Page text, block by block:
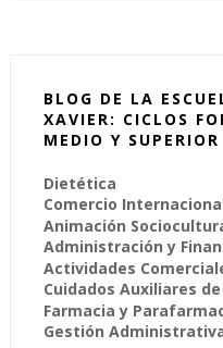
BLOG DE LA
XAVIER: CICLOS
MEDIO Y SUPERIOR
Dietética
Comercio
Animación
Administración y
Actividades
Cuidados Auxiliares
Farmacia y
Gestión